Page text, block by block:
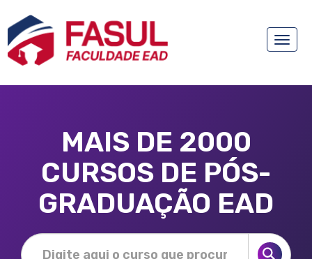
Toggle
MAIS DE 2000
CURSOS DE PÓS-
GRADUAÇÃO EAD